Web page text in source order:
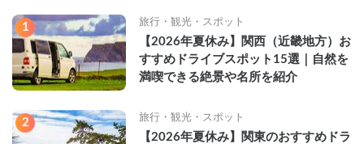
1 旅行・観光・スポット
【2026年夏休み】関西（近畿地方）お
すすめドライブスポット15選｜自然を
満喫できる絶景や名所を紹介
2 旅行・観光・スポット
【2026年夏休み】関東のおすすめドラ